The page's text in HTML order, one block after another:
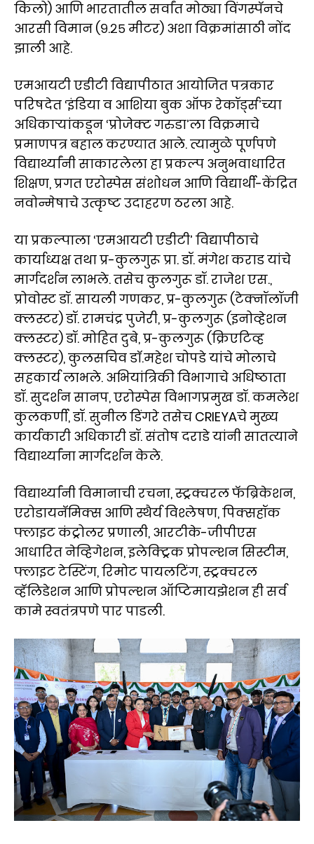
किलो) आणि भारतातील सर्वांत मोठ्या विंगस्पॅनचे
आरसी विमान (९.२५ मीटर) अशा विक्रमांसाठी नोंद
झाली आहे.
एमआयटी एडीटी विद्यापीठात आयोजित पत्रकार
परिषदेत ‘इंडिया व आशिया बुक ऑफ रेकॉर्ड्स’च्या
अधिकाऱ्यांकडून ‘प्रोजेक्ट गरुडा’ला विक्रमाचे
प्रमाणपत्र बहाल करण्यात आले. त्यामुळे पूर्णपणे
विद्यार्थ्यांनी साकारलेला हा प्रकल्प अनुभवाधारित
शिक्षण, प्रगत एरोस्पेस संशोधन आणि विद्यार्थी-केंद्रित
नवोन्मेषाचे उत्कृष्ट उदाहरण ठरला आहे.
या प्रकल्पाला ‘एमआयटी एडीटी’ विद्यापीठाचे
कार्याध्यक्ष तथा प्र-कुलगुरू प्रा. डॉ. मंगेश कराड यांचे
मार्गदर्शन लाभले. तसेच कुलगुरू डॉ. राजेश एस.,
प्रोवोस्ट डॉ. सायली गणकर, प्र-कुलगुरू (टेक्नॉलॉजी
क्लस्टर) डॉ. रामचंद्र पुजेरी, प्र-कुलगुरू (इनोव्हेशन
क्लस्टर) डॉ. मोहित दुबे, प्र-कुलगुरू (क्रिएटिव्ह
क्लस्टर), कुलसचिव डाॅ.महेश चोपडे यांचे मोलाचे
सहकार्य लाभले. अभियांत्रिकी विभागाचे अधिष्ठाता
डॉ. सुदर्शन सानप, एरोस्पेस विभागप्रमुख डॉ. कमलेश
कुलकर्णी, डॉ. सुनील डिंगरे तसेच CRIEYAचे मुख्य
कार्यकारी अधिकारी डॉ. संतोष दराडे यांनी सातत्याने
विद्यार्थ्यांना मार्गदर्शन केले.
विद्यार्थ्यांनी विमानाची रचना, स्ट्रक्चरल फॅब्रिकेशन,
एरोडायनॅमिक्स आणि स्थैर्य विश्लेषण, पिक्सहॉक
फ्लाइट कंट्रोलर प्रणाली, आरटीके-जीपीएस
आधारित नेव्हिगेशन, इलेक्ट्रिक प्रोपल्शन सिस्टीम,
फ्लाइट टेस्टिंग, रिमोट पायलटिंग, स्ट्रक्चरल
व्हॅलिडेशन आणि प्रोपल्शन ऑप्टिमायझेशन ही सर्व
कामे स्वतंत्रपणे पार पाडली.